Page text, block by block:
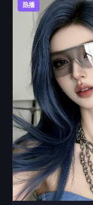
热播